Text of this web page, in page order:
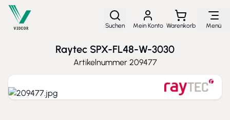
Direkt zum Inhalt
Suchen Mein Konto Warenkorb Menü
Raytec SPX-FL48-W-3030
Artikelnummer 209477